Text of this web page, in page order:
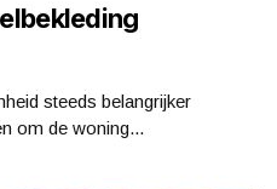
steeds belangrijker
om de woning...